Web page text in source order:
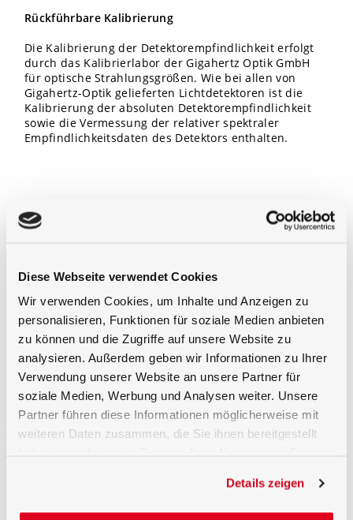
Diese Webseite verwendet Cookies
Wir verwenden Cookies, um Inhalte und Anzeigen zu
personalisieren, Funktionen für soziale Medien anbieten
zu können und die Zugriffe auf unsere Website zu
analysieren. Außerdem geben wir Informationen zu Ihrer
Verwendung unserer Website an unsere Partner für
soziale Medien, Werbung und Analysen weiter. Unsere
Partner führen diese Informationen möglicherweise mit
weiteren Daten zusammen, die Sie ihnen bereitgestellt
Details zeigen
Rückführbare Kalibrierung
Die Kalibrierung der Detektorempfindlichkeit erfolgt
durch das Kalibrierlabor der Gigahertz Optik GmbH
für optische Strahlungsgrößen. Wie bei allen von
Gigahertz-Optik gelieferten Lichtdetektoren ist die
Kalibrierung der absoluten Detektorempfindlichkeit
sowie die Vermessung der relativer spektraler
Empfindlichkeitsdatendes Detektors enthalten.
Ähnliche Produkte
TP-4501
Messkopf für das Pflanzenwachstum. Features: PAR,
phototropism und photomorphogenesis aktische
Bestrahlungsstärke, Beleuchtungsstärke, Kosinus